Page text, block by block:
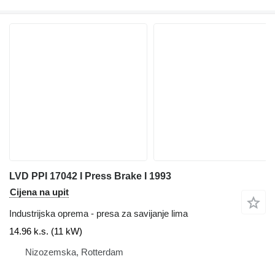
LVD PPI 17042 I Press Brake I 1993
Cijena na upit
Industrijska oprema - presa za savijanje lima
14.96 k.s. (11 kW)
Nizozemska, Rotterdam